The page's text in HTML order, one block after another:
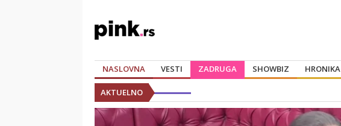
NASLOVNA VESTI ZADRUGA SHOWBIZ HRONIKA
AKTUELNO